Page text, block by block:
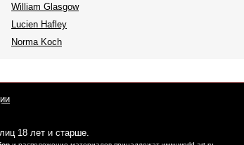
William Glasgow
Lucien Hafley
Norma Koch
18 лет и старше.